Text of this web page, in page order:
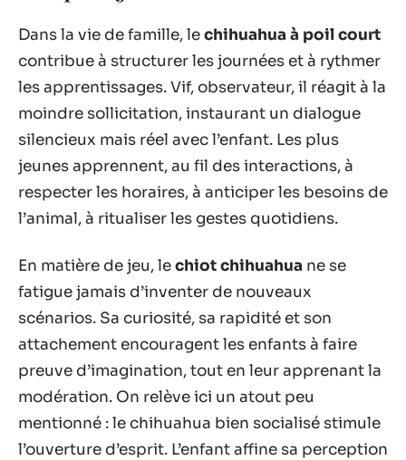
Dans la vie de famille, lechihuahua à poil court
contribue à structurer les journées et à rythmer
les apprentissages. Vif, observateur, il réagit à la
moindre sollicitation, instaurant un dialogue
silencieux mais réel avec l’enfant. Les plus
jeunes apprennent, au fil des interactions, à
respecter les horaires, à anticiper les besoins de
l’animal, à ritualiser les gestes quotidiens.
En matière de jeu, lechiot chihuahua ne se
fatigue jamais d’inventer de nouveaux
scénarios. Sa curiosité, sa rapidité et son
attachement encouragent les enfants à faire
preuve d’imagination, tout en leur apprenant la
modération. On relève ici un atout peu
mentionné : le chihuahua bien socialisé stimule
l’ouverture d’esprit. L’enfant affine sa perception